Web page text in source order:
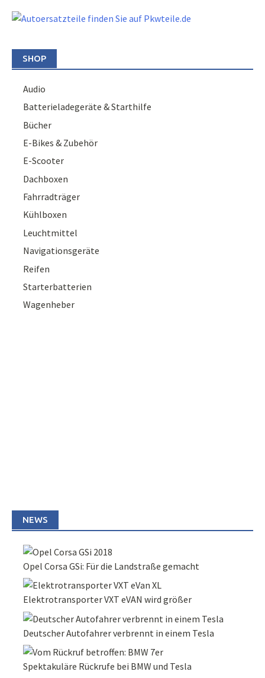
SHOP
Audio
Batterieladegeräte & Starthilfe
Bücher
E-Bikes & Zubehör
E-Scooter
Dachboxen
Fahrradträger
Kühlboxen
Leuchtmittel
Navigationsgeräte
Reifen
Starterbatterien
Wagenheber
NEWS
Opel Corsa GSi: Für die Landstraße gemacht
Elektrotransporter VXT eVAN wird größer
Deutscher Autofahrer verbrennt in einem Tesla
Spektakuläre Rückrufe bei BMW und Tesla